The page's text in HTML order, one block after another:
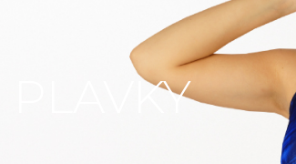
PLAVKY